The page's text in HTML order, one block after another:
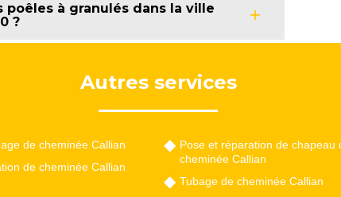
à granulés dans la ville
?
Autres services
de cheminée Callian
de cheminée Callian
Pose et réparation de chapeau
cheminée Callian
Tubage de cheminée Callian